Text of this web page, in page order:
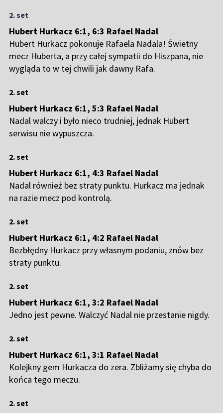
2. set
Hubert Hurkacz 6:1, 6:3 Rafael Nadal
Hubert Hurkacz pokonuje Rafaela Nadala! Świetny
mecz Huberta, a przy całej sympatii do Hiszpana, nie
wygląda to w tej chwili jak dawny Rafa.
2. set
Hubert Hurkacz 6:1, 5:3 Rafael Nadal
Nadal walczy i było nieco trudniej, jednak Hubert
serwisu nie wypuszcza.
2. set
Hubert Hurkacz 6:1, 4:3 Rafael Nadal
Nadal również bez straty punktu. Hurkacz ma jednak
na razie mecz pod kontrolą.
2. set
Hubert Hurkacz 6:1, 4:2 Rafael Nadal
Bezbłędny Hurkacz przy własnym podaniu, znów bez
straty punktu.
2. set
Hubert Hurkacz 6:1, 3:2 Rafael Nadal
Jedno jest pewne. Walczyć Nadal nie przestanie nigdy.
2. set
Hubert Hurkacz 6:1, 3:1 Rafael Nadal
Kolejkny gem Hurkacza do zera. Zbliżamy się chyba do
końca tego meczu.
2. set